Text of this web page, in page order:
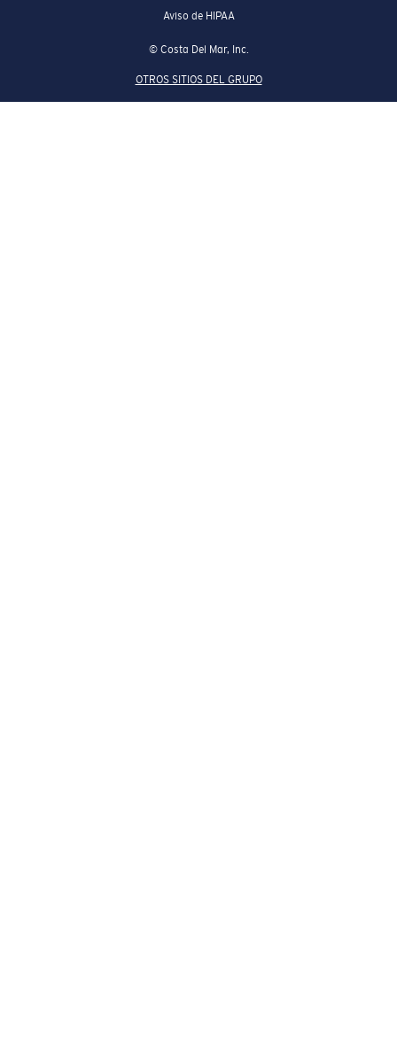
Aviso de HIPAA
© Costa Del Mar, Inc.
OTROS SITIOS DEL GRUPO